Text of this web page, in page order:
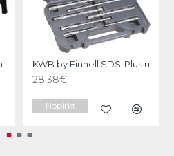
Einhell TC-RH 900 Perforators KWB by Einhell SDS-Plus urbju/kaltu komplekts12gb
28.38€
Nopirkt